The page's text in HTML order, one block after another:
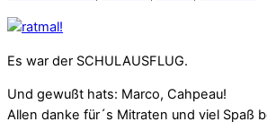
Es war der SCHULAUSFLUG.
Und gewußt hats: Marco, Cahpeau!
Allen danke für´s Mitraten und viel Spaß